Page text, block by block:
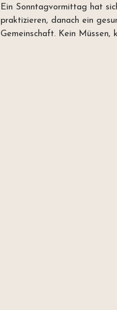
Ein Sonntagvormittag hat
praktizieren, danach ein
Gemeinschaft. Kein